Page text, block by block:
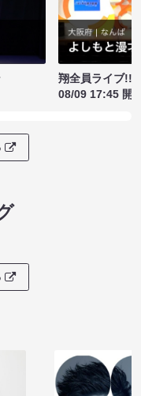
翔全員ライブ!!!
08/09 17:45 開